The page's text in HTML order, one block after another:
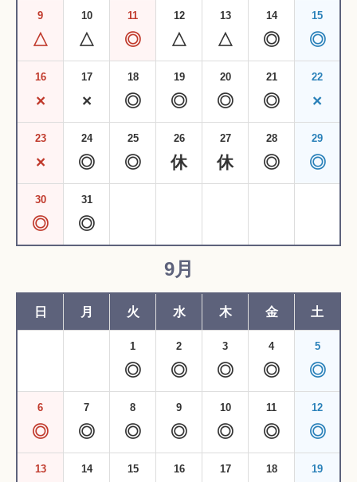
9
△
10
△
11
◎
12
△
13
△
14
◎
15
◎
16
×
17
×
18
◎
19
◎
20
◎
21
◎
22
×
23
×
24
◎
25
◎
26
休
27
休
28
◎
29
◎
30
◎
31
◎
9月
日 月 火 水 木 金 土
1
◎
2
◎
3
◎
4
◎
5
◎
6
◎
7
◎
8
◎
9
◎
10
◎
11
◎
12
◎
13 14 15 16 17 18 19